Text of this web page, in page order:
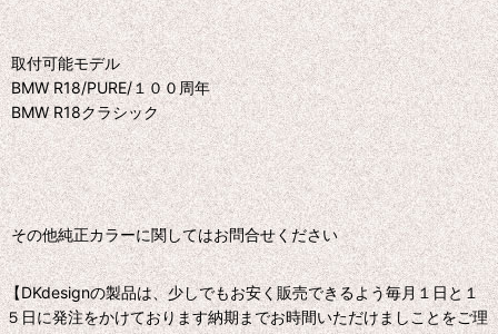
取付可能モデル
BMW R18/PURE/１００周年
BMW R18クラシック
その他純正カラーに関してはお問合せください
【DKdesignの製品は、少しでもお安く販売できるよう毎月１日と１
５日に発注をかけております納期までお時間いただけましことをご理